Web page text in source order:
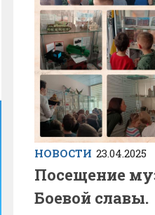
НОВОСТИ 23.04.2025
Посещение
Боевой славы.